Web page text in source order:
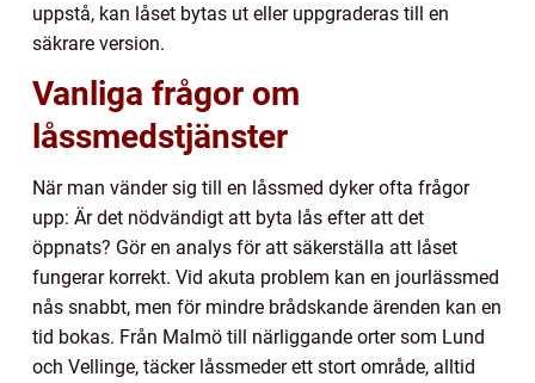
uppstå, kan låset bytas ut eller uppgraderas till en
säkrare version.
Vanliga frågor om
låssmedstjänster
När man vänder sig till en låssmed dyker ofta frågor
upp: Är det nödvändigt att byta lås efter att det
öppnats? Gör en analys för att säkerställa att låset
fungerar korrekt. Vid akuta problem kan en jourlässmed
nås snabbt, men för mindre brådskande ärenden kan en
tid bokas. Från Malmö till närliggande orter som Lund
och Vellinge, täcker låssmeder ett stort område, alltid